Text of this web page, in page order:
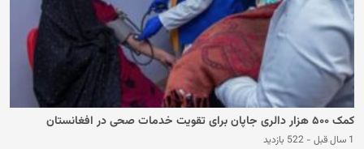
کمک ۵۰۰ هزار دالری جاپان برای تقویت خدمات صحی در افغانستان
1 سال قبل - 522 بازدید